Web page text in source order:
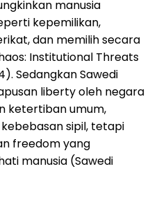
manusia
kepemilikan,
dan memilih secara
Institutional Threats
Sedangkan Sawedi
liberty oleh negara
ketertiban umum,
sipil, tetapi
freedom yang
manusia (Sawedi